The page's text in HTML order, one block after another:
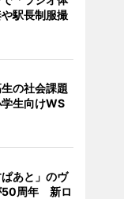
駅長制服撮
の社会課題
生向けWS
あと」のヴ
50周年 新ロ